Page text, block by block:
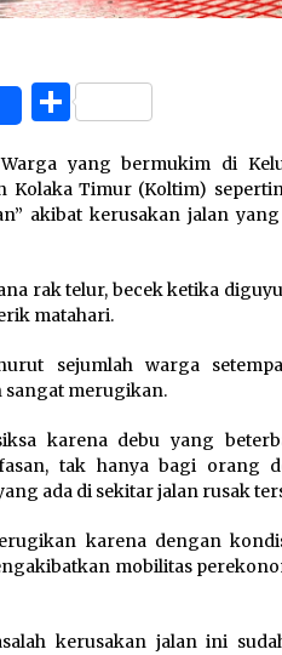
Share
yang bermukim di
Kolaka Timur (Koltim)
akibat kerusakan jalan
rak telur, becek ketika
matahari.
sejumlah warga
sangat merugikan.
karena debu yang
tak hanya bagi orang
ada di sekitar jalan rusak
karena dengan
mobilitas
kerusakan jalan ini